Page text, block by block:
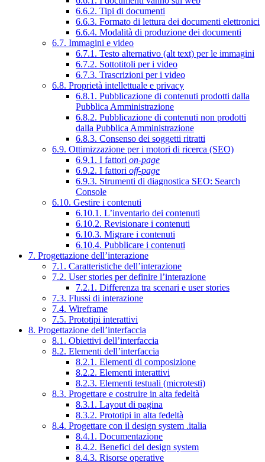
6.6.2. Tipi di documenti
6.6.3. Formato di lettura dei documenti elettronici
6.6.4. Modalità di produzione dei documenti
6.7. Immagini e video
6.7.1. Testo alternativo (alt text) per le immagini
6.7.2. Sottotitoli per i video
6.7.3. Trascrizioni per i video
6.8. Proprietà intellettuale e privacy
6.8.1. Pubblicazione di contenuti prodotti dalla
Pubblica Amministrazione
6.8.2. Pubblicazione di contenuti non prodotti
dalla Pubblica Amministrazione
6.8.3. Consenso dei soggetti ritratti
6.9. Ottimizzazione per i motori di ricerca (SEO)
6.9.1. I fattori on-page
6.9.2. I fattori off-page
6.9.3. Strumenti di diagnostica SEO: Search
Console
6.10. Gestire i contenuti
6.10.1. L’inventario dei contenuti
6.10.2. Revisionare i contenuti
6.10.3. Migrare i contenuti
6.10.4. Pubblicare i contenuti
7. Progettazione dell’interazione
7.1. Caratteristiche dell’interazione
7.2. User stories per definire l’interazione
7.2.1. Differenza tra scenari e user stories
7.3. Flussi di interazione
7.4. Wireframe
7.5. Prototipi interattivi
8. Progettazione dell’interfaccia
8.1. Obiettivi dell’interfaccia
8.2. Elementi dell’interfaccia
8.2.1. Elementi di composizione
8.2.2. Elementi interattivi
8.2.3. Elementi testuali (microtesti)
8.3. Progettare e costruire in alta fedeltà
8.3.1. Layout di pagina
8.3.2. Prototipi in alta fedeltà
8.4. Progettare con il design system .italia
8.4.1. Documentazione
8.4.2. Benefici del design system
8.4.3. Risorse operative